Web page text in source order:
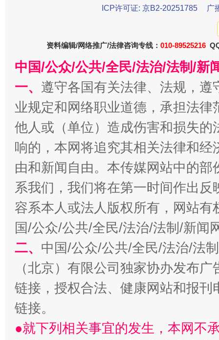
揭开“小金库”的免责幌子
受贿1.44亿！段成刚被判无期
ICP许可证: 京B2-20251785
广
资料编辑/网络推广/法律咨询专线： 010-89525216
中国/公众/公共/全民/法治/法制/新
一、 遵守各国有关法律、法规，
业规定和网络职业道德，承担法
他人或（单位）造成伤害和损失
响的，本网将追究其相关法律和
由和新闻自由。本传媒网站中的
系我们，我们将在第一时间作出
容系本人或法人版权所有，网站
国/公众/公共/全民/法治/法制/新闻
二、 中国/公众/公共/全民/法治/法
（北京）有限公司独家协办发布
链接，授权合法、健康网站和报
链接。
●就下列相关事宜的发生，本网不